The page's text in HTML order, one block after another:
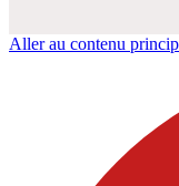
Aller au contenu